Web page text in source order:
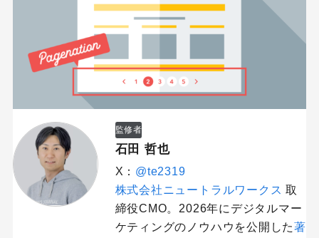
監修者
石田 哲也
X： @te2319
株式会社ニュートラルワークス 取
締役CMO。2026年にデジタルマー
ケティングのノウハウを公開した著